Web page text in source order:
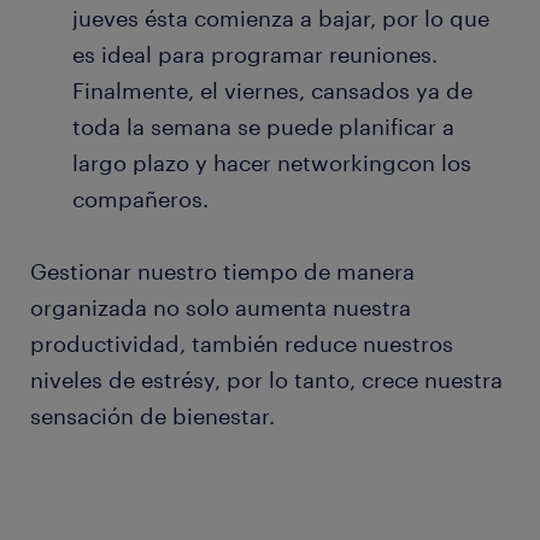
jueves ésta comienza a bajar, por lo que
es ideal para programar reuniones.
Finalmente, el viernes, cansados ya de
toda la semana se puede planificar a
largo plazo y hacer networkingcon los
compañeros.
Gestionar nuestro tiempo de manera
organizada no solo aumenta nuestra
productividad, también reduce nuestros
niveles de estrésy, por lo tanto, crece nuestra
sensación de bienestar.